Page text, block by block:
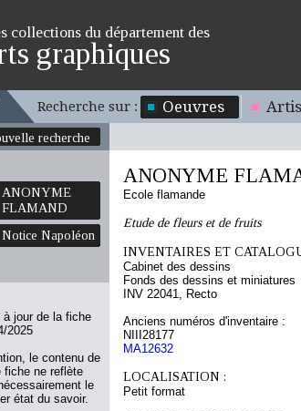
collections du département des
graphiques
Recherche sur : Oeuvres
recherche
ANONYME
FLAMAND
Notice Napoléon
à jour de la fiche
2025
le contenu de
fiche ne reflète
le
état du savoir.
ANONYME
Ecole flamande
Etude de fleurs et de fruits
INVENTAIRES ET
Cabinet des dessins
Fonds des dessins et miniatures
INV 22041, Recto
Anciens numéros d'inventaire :
NIII28177
MA12632
LOCALISATION :
Petit format